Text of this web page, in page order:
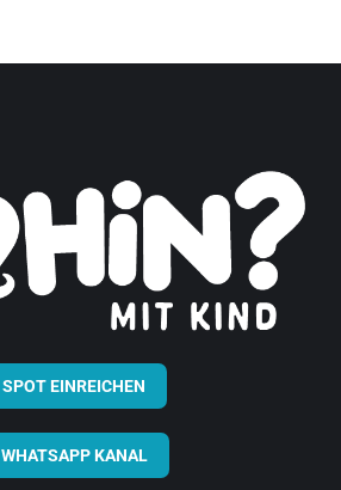
SPOT EINREICHEN
WHATSAPP KANAL